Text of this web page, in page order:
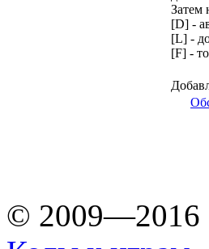
Затем
[D] -
[L] -
[F] -
© 2009—2016